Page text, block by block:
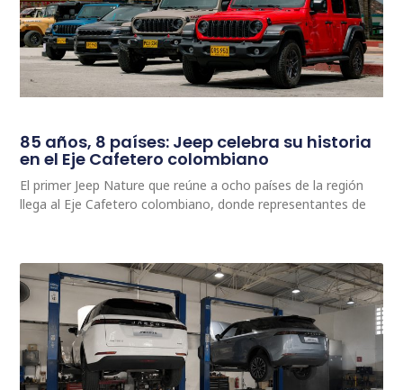
85 años, 8 países: Jeep celebra su historia
en el Eje Cafetero colombiano
El primer Jeep Nature que reúne a ocho países de la región
llega al Eje Cafetero colombiano, donde representantes de